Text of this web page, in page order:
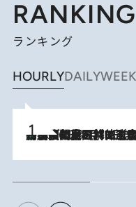
RANKING
ランキング
HOURLYDAILY
2026.8.8
「最後に見られてよかった」上野動物園の東園パンダ舎が解体前に特別公開。8月16日まで延長されたパネル展と共に辿る“半世紀”のパンダ飼育《解体工事の図面あり》